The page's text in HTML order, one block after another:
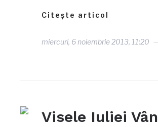
Citește articol
miercuri, 6 noiembrie 2013, 11:20
Visele Iuliei